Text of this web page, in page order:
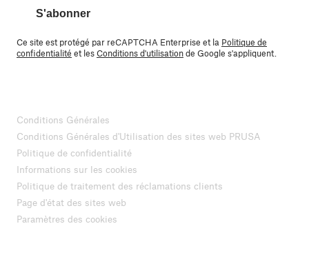
S'abonner
Ce site est protégé par reCAPTCHA Enterprise et la Politique de
confidentialité et lesConditions d'utilisationde Google s'appliquent.
Conditions Générales
Conditions Générales d'Utilisation des sites web PRUSA
Politique de confidentialité
Informations sur les cookies
Politique de traitement des réclamations clients
Page d'état des sites web
Paramètres des cookies